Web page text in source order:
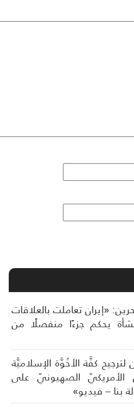
«إيران تعاملت بالعلاقات
يحكم جزءًا منفصلًا من
كفَّة الأخُوَّة الإسلاميَّة
الصهيونيّ على
– فيديو»